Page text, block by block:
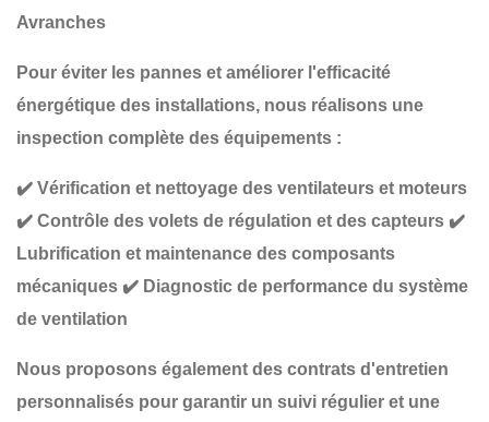
Avranches
Pour éviter les pannes et améliorer l'efficacité
énergétique des installations, nous réalisons une
inspection complète des équipements :
✔️ Vérification et nettoyage des ventilateurs et moteurs
✔️ Contrôle des volets de régulation et des capteurs ✔️
Lubrification et maintenance des composants
mécaniques ✔️ Diagnostic de performance du système
de ventilation
Nous proposons également des contrats d'entretien
personnalisés pour garantir un suivi régulier et une